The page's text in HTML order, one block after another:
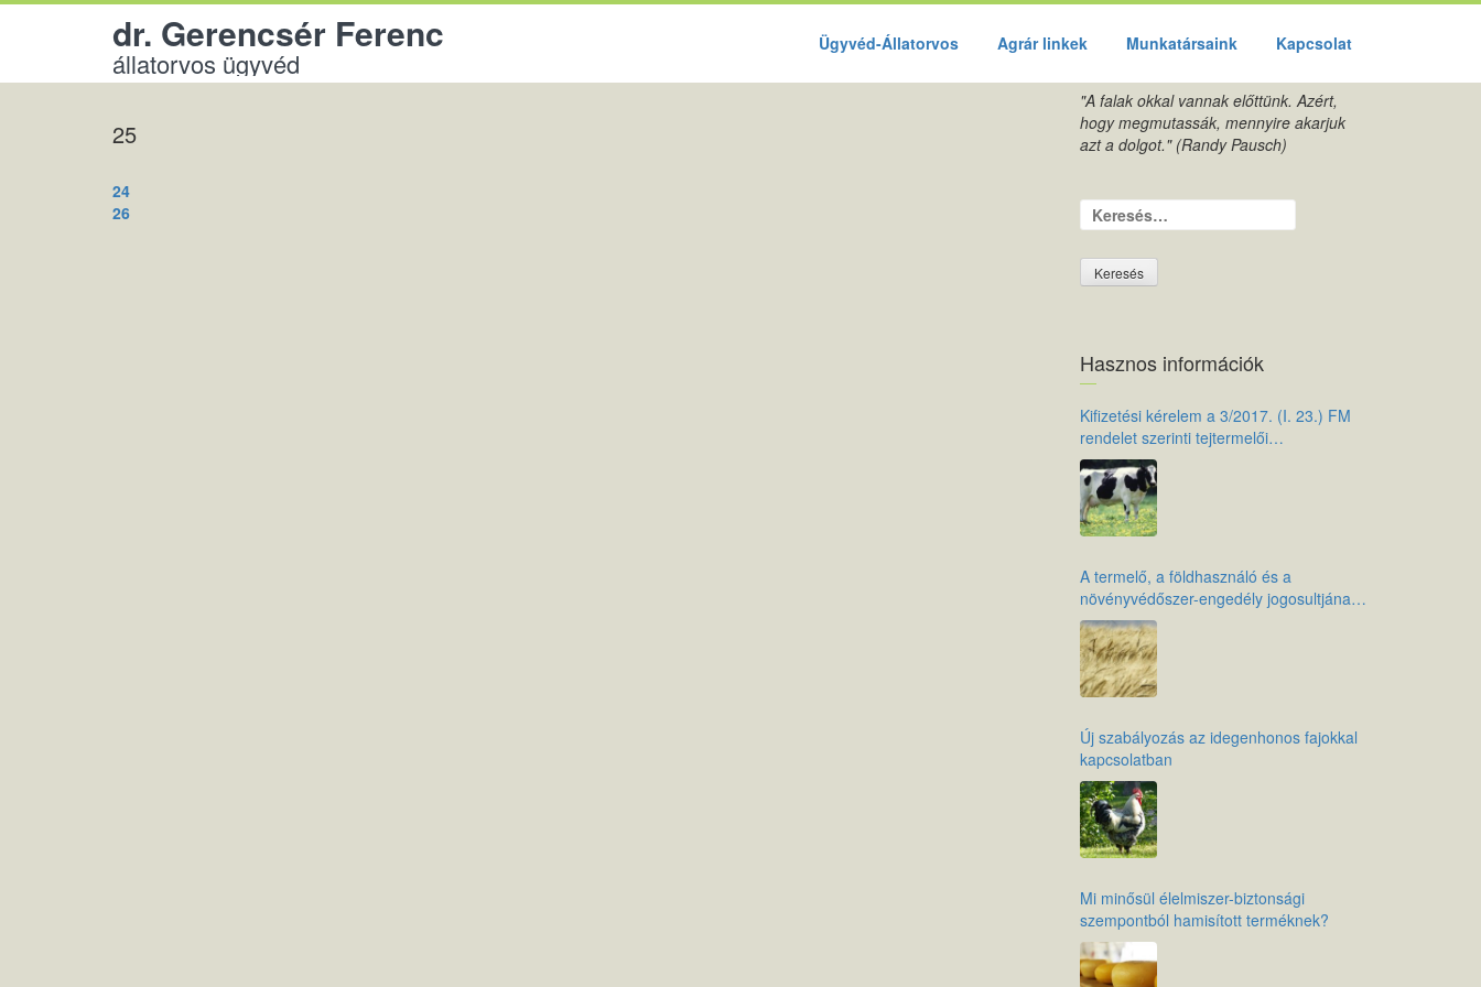
dr. Gerencsér Ferenc
állatorvos ügyvéd
Ügyvéd-Állatorvos Agrár linkek Munkatársaink Kapcsolat
25
Bejegyzés
navigáció
24
26
"A falak okkal vannak előttünk. Azért,
hogy megmutassák, mennyire akarjuk
azt a dolgot." (Randy Pausch)
Keresés:
Hasznos információk
Kifizetési kérelem a 3/2017. (I. 23.) FM
rendelet szerinti tejtermelői
támogatáshoz
A termelő, a földhasználó és a
növényvédőszer-engedély jogosultjának
kötelezettségei az élelmiszer-biztonság
érdekében
Új szabályozás az idegenhonos fajokkal
kapcsolatban
Mi minősül élelmiszer-biztonsági
szempontból hamisított terméknek?